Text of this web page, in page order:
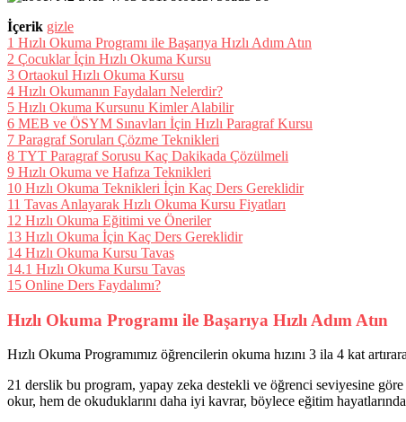
İçerik gizle
1 Hızlı Okuma Programı ile Başarıya Hızlı Adım Atın
2 Çocuklar İçin Hızlı Okuma Kursu
3 Ortaokul Hızlı Okuma Kursu
4 Hızlı Okumanın Faydaları Nelerdir?
5 Hızlı Okuma Kursunu Kimler Alabilir
6 MEB ve ÖSYM Sınavları İçin Hızlı Paragraf Kursu
7 Paragraf Soruları Çözme Teknikleri
8 TYT Paragraf Sorusu Kaç Dakikada Çözülmeli
9 Hızlı Okuma ve Hafıza Teknikleri
10 Hızlı Okuma Teknikleri İçin Kaç Ders Gereklidir
11 Tavas Anlayarak Hızlı Okuma Kursu Fiyatları
12 Hızlı Okuma Eğitimi ve Öneriler
13 Hızlı Okuma İçin Kaç Ders Gereklidir
14 Hızlı Okuma Kursu Tavas
14.1 Hızlı Okuma Kursu Tavas
15 Online Ders Faydalımı?
Hızlı Okuma Programı ile Başarıya Hızlı Adım Atın
Hızlı Okuma Programımız öğrencilerin okuma hızını 3 ila 4 kat
21 derslik bu program, yapay zeka destekli ve öğrenci seviyesine
okur, hem de okuduklarını daha iyi kavrar, böylece eğitim